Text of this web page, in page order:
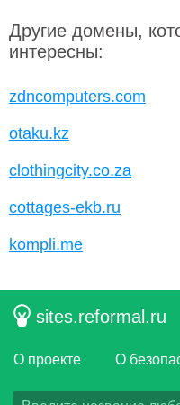
Другие домены,
интересны:
zdncomputers.com
otaku.kz
clothingcity.co.za
cottages-ekb.ru
kompli.me
sites.reformal.ru
О проекте О